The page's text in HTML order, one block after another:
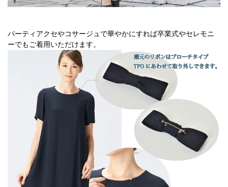
パーティアクセやコサージュで華やかにすれば卒業式やセレモニ
ーでもご着用いただけます。